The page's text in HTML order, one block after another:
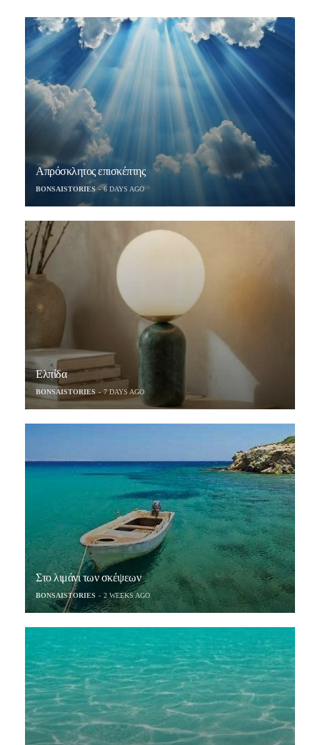
Απρόσκλητος επισκέπτης
BONSAISTORIES 6 DAYS AGO
Ελπίδα
BONSAISTORIES 7 DAYS AGO
Στο λιμάνι των σκέψεων
BONSAISTORIES 2 WEEKS AGO